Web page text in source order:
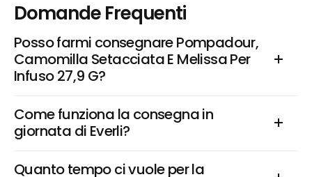
Domande Frequenti
Posso farmi consegnare Pompadour,
Camomilla Setacciata E Melissa Per
Infuso 27,9 G?
Come funziona la consegna in
giornata di Everli?
Quanto tempo ci vuole per la